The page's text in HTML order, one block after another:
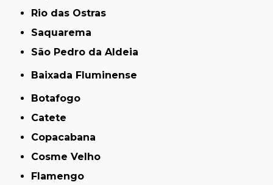
Rio das Ostras
Saquarema
São Pedro da Aldeia
Baixada Fluminense
Botafogo
Catete
Copacabana
Cosme Velho
Flamengo